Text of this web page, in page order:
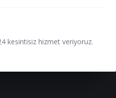
kesintisiz hizmet veriyoruz.